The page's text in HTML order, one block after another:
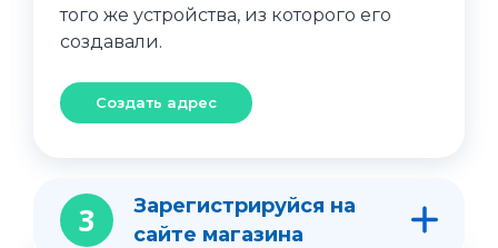
того же устройства, из которого его
создавали.
Создать адрес
3
Зарегистрируйся на
сайте магазина